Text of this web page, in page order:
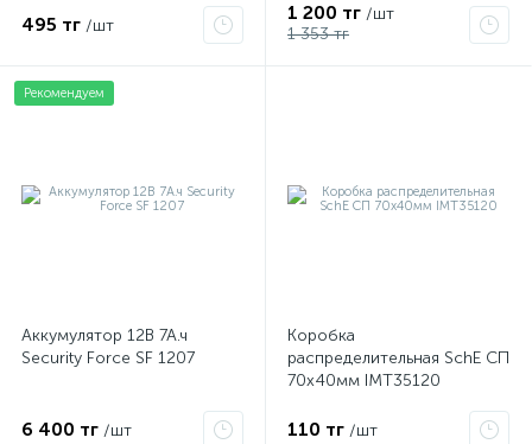
495 тг /шт
1 200 тг /шт
1 353 тг
Рекомендуем
Аккумулятор 12В 7А.ч
Security Force SF 1207
6 400 тг /шт
Коробка
распределительная SchE СП
70х40мм IMT35120
110 тг /шт